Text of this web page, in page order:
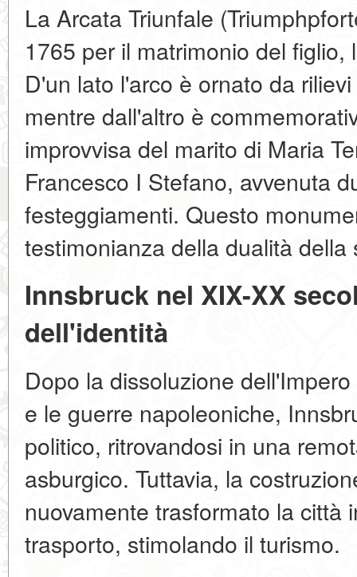
La Arcata Triunfale
1765 per il matrimonio del
D'un lato l'arco è ornato da
mentre dall'altro è
improvvisa del marito di Maria
Francesco I Stefano, avvenuta
festeggiamenti. Questo
testimonianza della dualità della
Innsbruck nel XIX-XX
dell'identità
Dopo la dissoluzione
e le guerre napoleoniche,
politico, ritrovandosi in una
asburgico. Tuttavia, la
nuovamente trasformato la città
trasporto, stimolando il turismo.